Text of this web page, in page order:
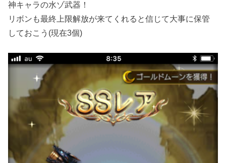
神キャラの水ゾ武器！
リボンも最終上限解放が来てくれると信じて大事に保管
しておこう(現在3個)